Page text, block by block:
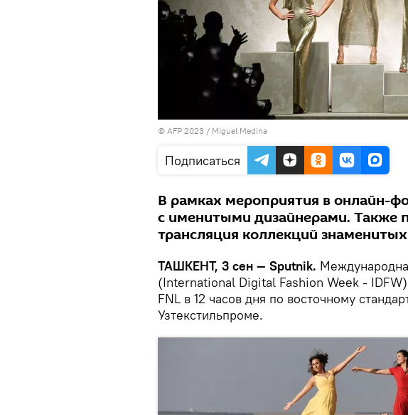
© AFP 2023 / Miguel Medina
Подписаться
В рамках мероприятия в онлайн-
с именитыми дизайнерами. Также
трансляция коллекций
ТАШКЕНТ, 3 сен — Sputnik.
(International Digital Fashion Week - IDFW)
FNL в 12 часов дня по восточному
Узтекстильпроме.